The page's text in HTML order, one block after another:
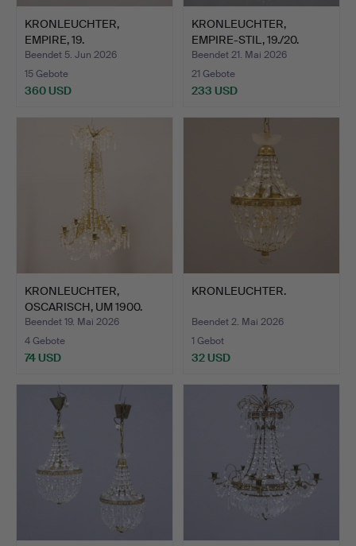
KRONLEUCHTER,
EMPIRE, 19.
JAHRHUNDERT.
Beendet 5. Jun 2026
15 Gebote
360 USD
KRONLEUCHTER,
EMPIRE-STIL, 19./20.
JAHRHUN…
Beendet 21. Mai 2026
21 Gebote
233 USD
KRONLEUCHTER,
OSCARISCH, UM 1900.
Beendet 19. Mai 2026
4 Gebote
74 USD
KRONLEUCHTER.
Beendet 2. Mai 2026
1 Gebot
32 USD